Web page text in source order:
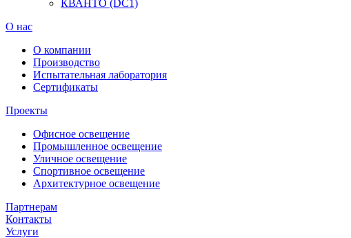
КВАНТО (DC1)
О нас
О компании
Производство
Испытательная лаборатория
Сертификаты
Проекты
Офисное освещение
Промышленное освещение
Уличное освещение
Спортивное освещение
Архитектурное освещение
Партнерам
Контакты
Услуги